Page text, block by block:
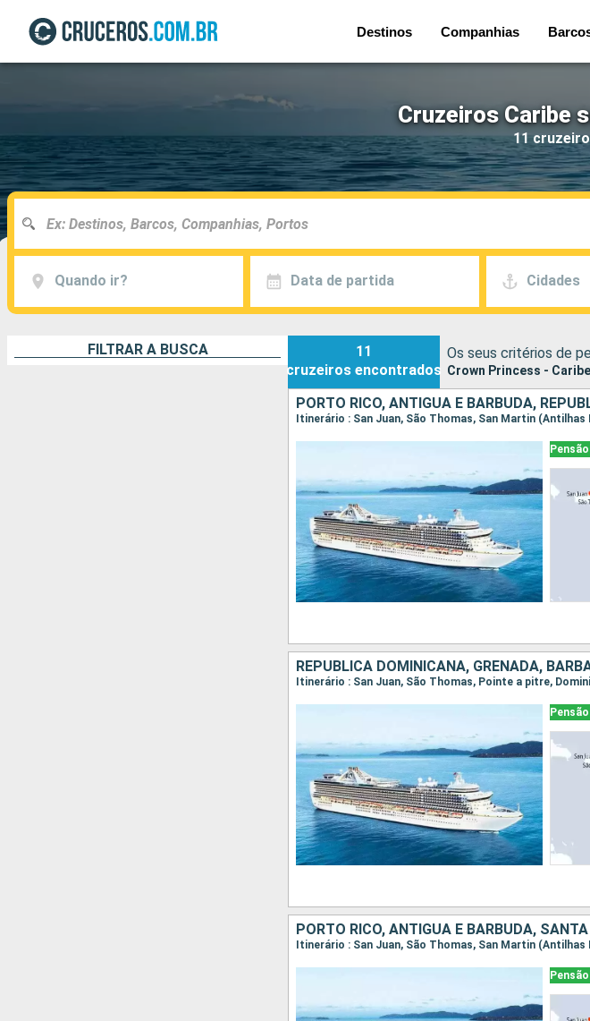
Destinos Companhias
Cruzeiros Caribe
11
Quando ir? Data de partida Cidades
FILTRAR A BUSCA
11
cruzeiros encontrados
Os seus critérios de
Crown Princess - Caribe
PORTO RICO, ANTIGUA E BARBUDA,
Itinerário : San Juan, São Thomas, San Martin
REPUBLICA DOMINICANA, GRENADA,
Itinerário : San Juan, São Thomas, Pointe a pitre,
PORTO RICO, ANTIGUA E BARBUDA,
Itinerário : San Juan, São Thomas, San Martin